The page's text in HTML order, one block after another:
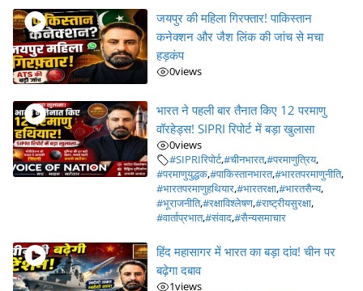
जयपुर की महिला गिरफ्तार! पाकिस्तान
कनेक्शन और जैश लिंक की जांच से मचा
हड़कंप
0views
भारत ने पहली बार तैनात किए 12 परमाणु
वॉरहेड्स! SIPRI रिपोर्ट में बड़ा खुलासा
0views
#SIPRIरिपोर्ट,#चीनभारत,#परमाणुत्रिय,
#परमाणुयुद्धक,#पाकिस्तानभारत,#भारतपरमाणुनीति,
#भारतपरमाणुहथियार,#भारतरक्षा,#भारतसैन्य,
#भूराजनीति,#रक्षाविश्लेषण,#राष्ट्रीयसुरक्षा,
#वार्ताप्रभात,#संवाद,#सैन्यसमाचार
हिंद महासागर में भारत का बड़ा दांव! चीन पर
बढ़ेगा दबाव
1views